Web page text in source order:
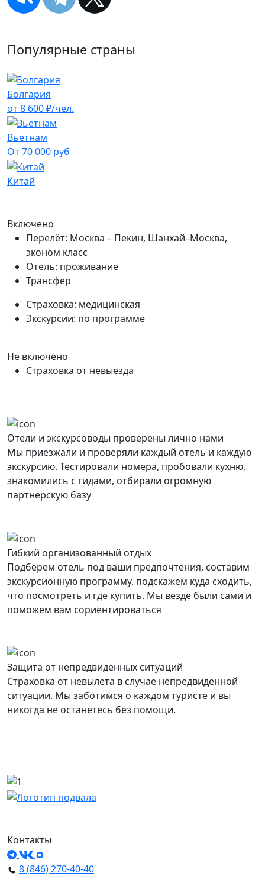
Популярные страны
Болгария
от 8 600 ₽/чел.
Вьетнам
От 70 000 руб
Китай
Включено
Перелёт: Москва – Пекин, Шанхай–Москва,
эконом класс
Отель: проживание
Трансфер
Страховка: медицинская
Экскурсии: по программе
Не включено
Страховка от невыезда
Отели и экскурсоводы проверены лично нами
Мы приезжали и проверяли каждый отель и каждую
экскурсию. Тестировали номера, пробовали кухню,
знакомились с гидами, отбирали огромную
партнерскую базу
Гибкий организованный отдых
Подберем отель под ваши предпочтения, составим
экскурсионную программу, подскажем куда сходить,
что посмотреть и где купить. Мы везде были сами и
поможем вам сориентироваться
Защита от непредвиденных ситуаций
Страховка от невылета в случае непредвиденной
ситуации. Мы заботимся о каждом туристе и вы
никогда не останетесь без помощи.
Контакты
8 (846) 270-40-40